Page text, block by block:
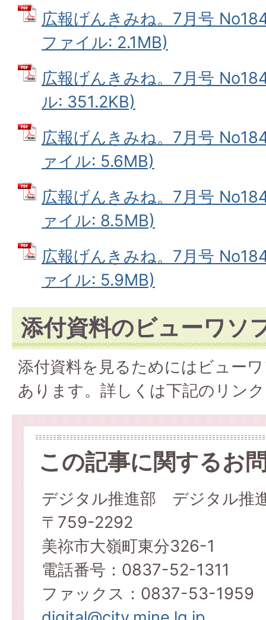
広報げんきみね。7月号
ファイル: 2.1MB)
広報げんきみね。7月号
ル: 351.2KB)
広報げんきみね。7月号
ァイル: 5.6MB)
広報げんきみね。7月号
ァイル: 8.5MB)
広報げんきみね。7月号
ァイル: 5.9MB)
添付資料のビューワソ
添付資料を見るためにはビュー
あります。詳しくは下記のリン
この記事に関するお
デジタル推進部 デジタル推
〒759-2292
美祢市大嶺町東分326-1
電話番号：0837-52-1311
ファックス：0837-53-1959